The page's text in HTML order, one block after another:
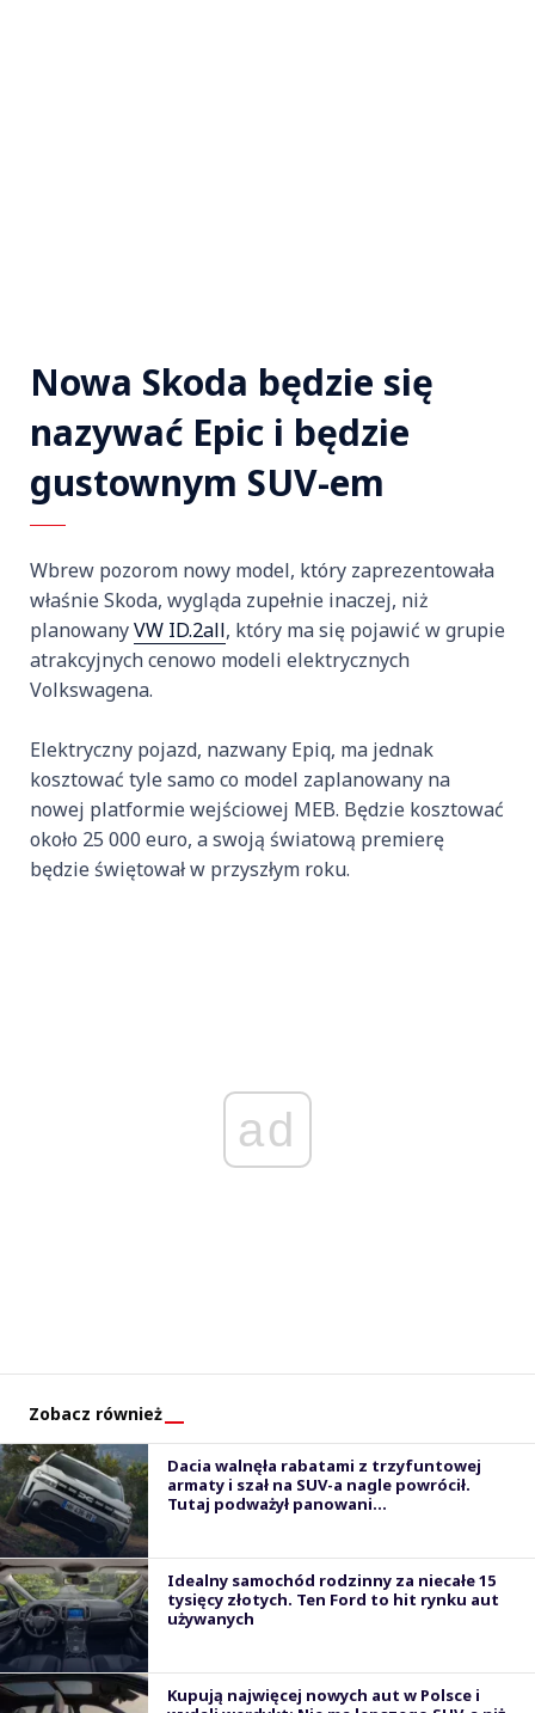
Nowa Skoda będzie się
nazywać Epic i będzie
gustownym SUV-em
Wbrew pozorom nowy model, który zaprezentowała
właśnie Skoda, wygląda zupełnie inaczej, niż
planowanyVW ID.2all, który ma się pojawić w grupie
atrakcyjnych cenowo modeli elektrycznych
Volkswagena.
Elektryczny pojazd, nazwany Epiq, ma jednak
kosztować tyle samo co model zaplanowany na
nowej platformie wejściowej MEB. Będzie kosztować
około 25 000 euro, a swoją światową premierę
będzie świętował w przyszłym roku.
ad
Zobacz również
Dacia walnęła rabatami z trzyfuntowej
armaty i szał na SUV-a nagle powrócił.
Tutaj podważył panowani...
Idealny samochód rodzinny za niecałe 15
tysięcy złotych. Ten Ford to hit rynku aut
używanych
Kupują najwięcej nowych aut w Polsce i